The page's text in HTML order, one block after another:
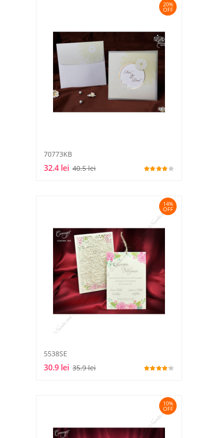
20%
OFF
70773KB
32.4 lei 40.5 lei
14%
OFF
5538SE
30.9 lei 35.9 lei
10%
OFF